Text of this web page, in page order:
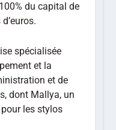
du capital de
spécialisée
et la
et de
dont Mallya, un
les stylos